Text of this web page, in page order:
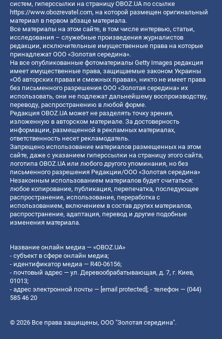
систем, гиперссылки на страницу OBOZ.UA по ссылке
https://www.obozrevatel.com, на которой размещен оригинальный
материал в первом абзаце материала.
Все материалы на этом сайте, в том числе интервью, статьи,
исследования – служебные произведения журналистов
редакции, исключительные имущественные права на которые
принадлежат ООО «Золотая середина».
На все опубликованные фотоматериалы Getty Images редакция
имеет имущественные права, защищаемые законом Украины
«Об авторских правах и смежных правах», никто не имеет права
без письменного разрешения ООО «Золотая середина» их
использовать, они не подлежат дальнейшему воспроизводству,
переводу, распространению в любой форме.
Редакция OBOZ.UA может не разделять точку зрения,
изложенную в авторском материале. За достоверность
информации, размещенной в рекламных материалах,
ответственность несет рекламодатель.
Запрещено использование материалов размещенных на этом
сайте, даже с указанием гиперссылки на страницу этого сайта,
логотипа OBOZ.UA или любого другого упоминания, но без
письменного разрешения Редакции/ООО «Золотая середина»
Незаконным использованием материалов будет считаться:
любое копирование, публикация, перепечатка, последующее
распространение, использование, переработка с
использованием, включением в состав других материалов,
распространение, адаптация, перевод и другие подобные
изменения материала.
Название онлайн медиа — «OBOZ.UA»
- субъект в сфере онлайн медиа;
- идентификатор медиа — R40-06156;
- почтовый адрес — ул. Деревообрабатывающая, д. 7, г. Киев,
01013;
- адрес электронной почты — [email protected]; - телефон — (044)
585 46 20
© 2026 Все права защищены, ООО "Золотая середина".